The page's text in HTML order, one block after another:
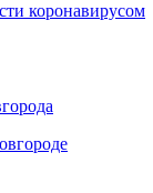
коронавирусом